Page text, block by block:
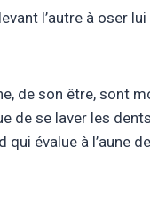
l’autre à oser
de son être, sont
de se laver les
évalue à l’aune